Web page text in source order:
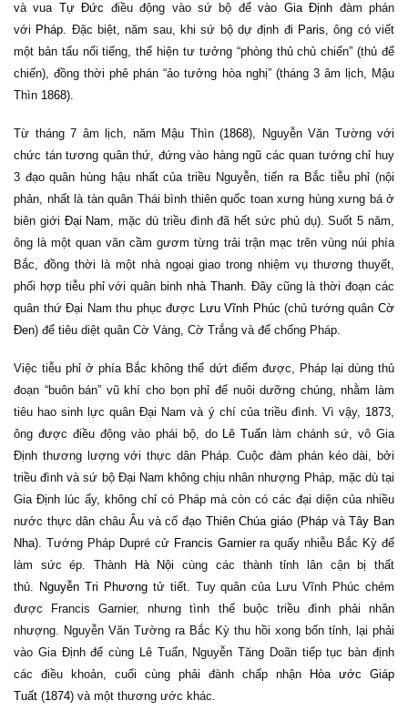
và vua Tự Đức điều động vào sứ bộ để vào Gia Định đàm phán
với Pháp. Đặc biệt, năm sau, khi sứ bộ dự định đi Paris, ông có viết
một bản tấu nổi tiếng, thể hiện tư tưởng “phòng thủ chủ chiến” (thủ để
chiến), đồng thời phê phán “ảo tưởng hòa nghị” (tháng 3 âm lịch, Mậu
Thìn 1868).
Từ tháng 7 âm lịch, năm Mậu Thìn (1868), Nguyễn Văn Tường với
chức tán tương quân thứ, đứng vào hàng ngũ các quan tướng chỉ huy
3 đạo quân hùng hậu nhất của triều Nguyễn, tiến ra Bắc tiễu phỉ (nội
phản, nhất là tàn quân Thái bình thiên quốc toan xưng hùng xưng bá ở
biên giới Đại Nam, mặc dù triều đình đã hết sức phủ dụ). Suốt 5 năm,
ông là một quan văn cầm gươm từng trải trận mạc trên vùng núi phía
Bắc, đồng thời là một nhà ngoại giao trong nhiệm vụ thương thuyết,
phối hợp tiễu phỉ với quân binh nhà Thanh. Đây cũng là thời đoạn các
quân thứ Đại Nam thu phục được Lưu Vĩnh Phúc (chủ tướng quânCờ
Đen) để tiêu diệt quân Cờ Vàng, Cờ Trắng và để chống Pháp.
Việc tiễu phỉ ở phía Bắc không thể dứt điểm được, Pháp lại dùng thủ
đoạn “buôn bán” vũ khí cho bọn phỉ để nuôi dưỡng chúng, nhằm làm
tiêu hao sinh lực quân Đại Nam và ý chí của triều đình. Vì vậy, 1873,
ông được điều động vào phái bộ, do Lê Tuấn làm chánh sứ, vô Gia
Định thương lượng với thực dân Pháp. Cuộc đàm phán kéo dài, bởi
triều đình và sứ bộ Đại Nam không chịu nhân nhượng Pháp, mặc dù tại
Gia Định lúc ấy, không chỉ có Pháp mà còn có các đại diện của nhiều
nước thực dân châu Âu và cố đạo Thiên Chúa giáo (PhápvàTây Ban
Nha). Tướng Pháp Dupré cử Francis Garnierra quấy nhiễu Bắc Kỳ để
làm sức ép. Thành
Hà Nội cùng các thành tỉnh lân cận bị thất
thủ. Nguyễn Tri Phươngtử tiết. Tuy quân của Lưu Vĩnh Phúc chém
được Francis Garnier, nhưng tình thế buộc triều đình phải nhân
nhượng. Nguyễn Văn Tường ra Bắc Kỳ thu hồi xong bốn tỉnh, lại phải
vào Gia Định để cùng Lê Tuấn, Nguyễn Tăng Doãn tiếp tục bàn định
các điều khoản, cuối cùng phải đành chấp nhận
Hòa ước Giáp
Tuất (1874) và một thương ước khác.